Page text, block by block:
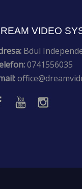
VIDEO
Bdul
0741556035